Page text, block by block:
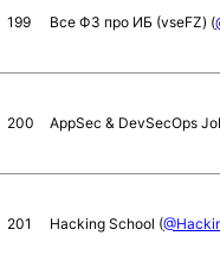
199 Все ФЗ про ИБ (vseFZ) (
200 AppSec & DevSecOps
201 Hacking School (